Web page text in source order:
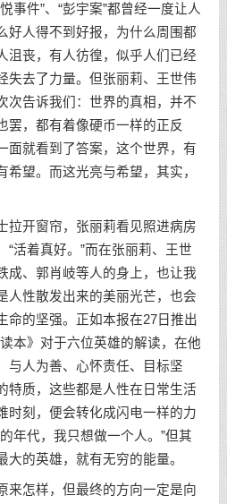
事件”、“彭宇案”都曾经一度让人
好人得不到好报，为什么周围都
沮丧，有人彷徨，似乎人们已经
失去了力量。但张丽莉、王世伟
次告诉我们：世界的真相，并不
罢，都有着像硬币一样的正反
面就看到了答案，这个世界，有
望。而这光亮与希望，其实，
拉开窗帘，张丽莉看见照进病房
“活着真好。”而在张丽莉、王世
成、郭肖岐等人的身上，也让我
人性散发出来的美丽光芒，也会
命的坚强。正如本报在27日推出
本》对于六位英雄的解读，在他
与人为善、心怀责任、目标坚
特质，这些都是人性在日常生活
时刻，便会转化成闪电一样的力
年代，我只想做一个人。”但其
大的英雄，就有无穷的能量。
来怎样，但最终的方向一定是向